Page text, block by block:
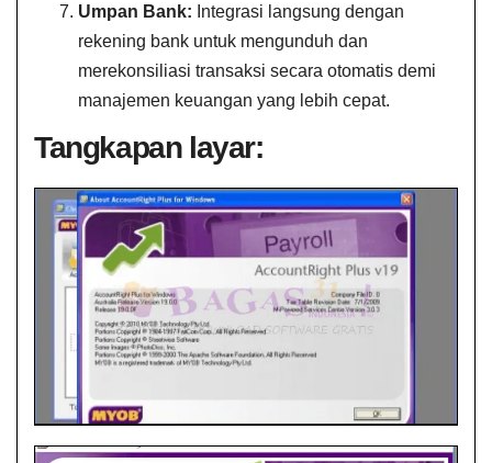
Umpan Bank: Integrasi langsung dengan
rekening bank untuk mengunduh dan
merekonsiliasi transaksi secara otomatis demi
manajemen keuangan yang lebih cepat.
Tangkapan layar: